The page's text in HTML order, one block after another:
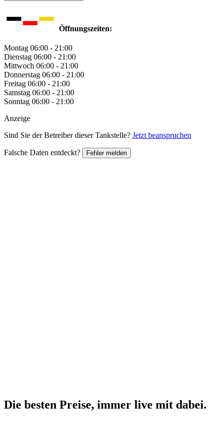
Öffnungszeiten:
Montag 06:00 - 21:00
Dienstag 06:00 - 21:00
Mittwoch 06:00 - 21:00
Donnerstag 06:00 - 21:00
Freitag 06:00 - 21:00
Samstag 06:00 - 21:00
Sonntag 06:00 - 21:00
Anzeige
Sind Sie der Betreiber dieser Tankstelle? Jetzt beanspruchen
Falsche Daten entdeckt? Fehler melden
Die besten Preise, immer live mit dabei.